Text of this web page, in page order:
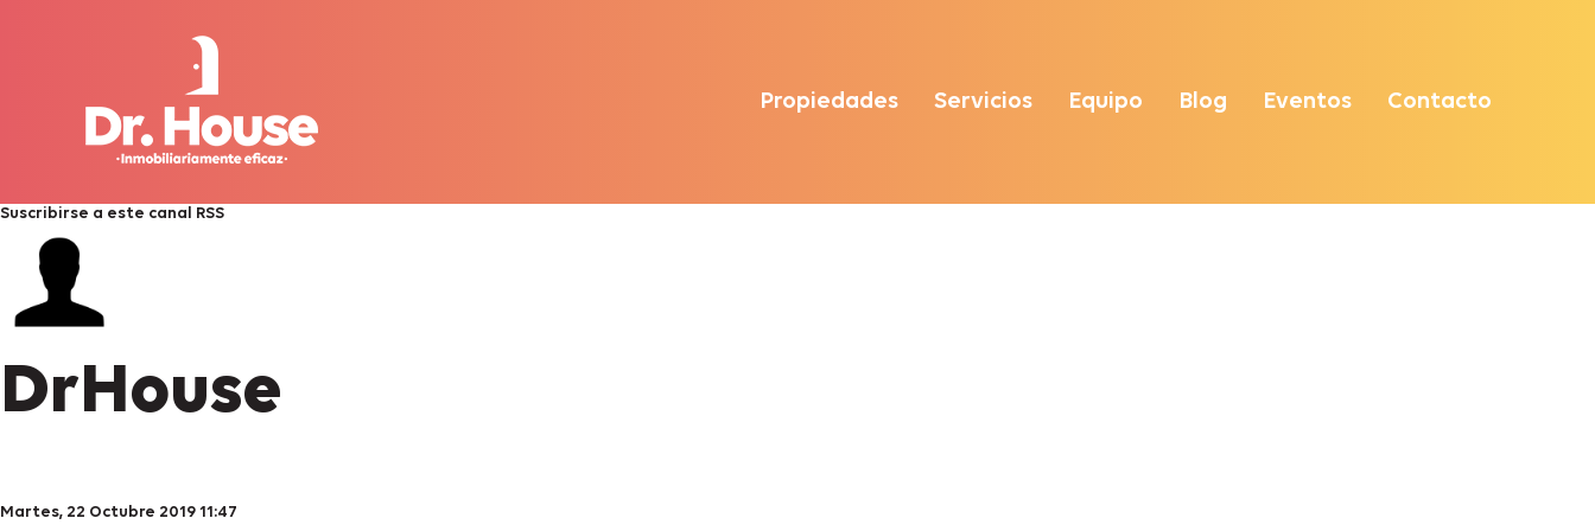
Propiedades Servicios Equipo Blog Eventos Contacto
Suscribirse a este canal RSS
DrHouse
Martes, 22 Octubre 2019 11:47